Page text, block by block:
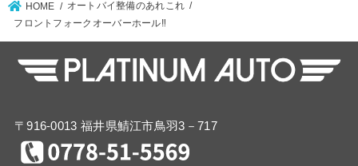
HOME
オートバイ整備のあれこれ
フロントフォークオーバーホール‼︎
〒916-0013 福井県鯖江市鳥羽3－717